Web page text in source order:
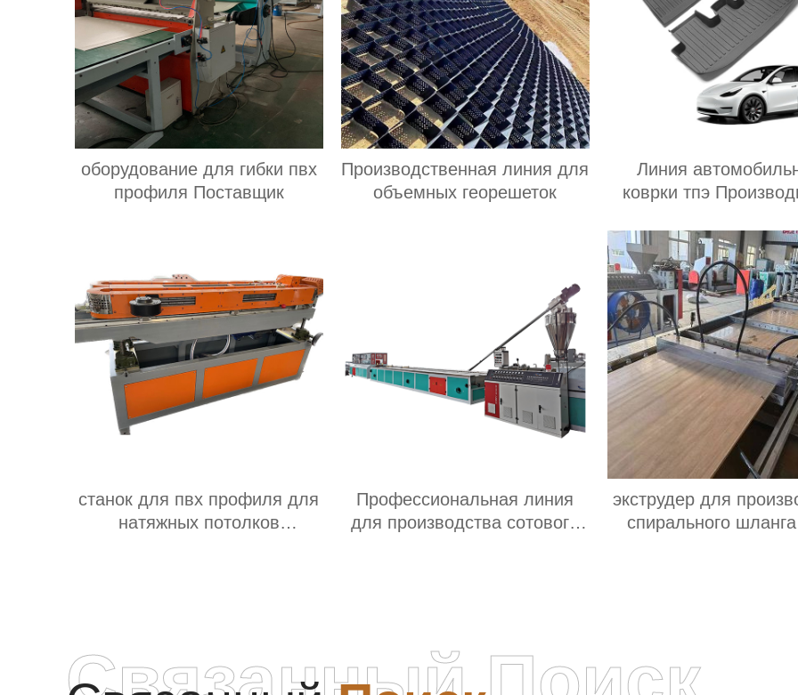
оборудование для гибки пвх
профиля Поставщик
Производственная линия для
объемных георешеток
Линия
коврки тпэ
станок для пвх профиля для
натяжных потолков
Профессиональная линия
для производства сотового
экструдер для
спирального